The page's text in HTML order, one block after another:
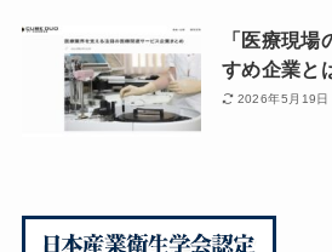
「医療現
すめ企業と
2026年5月19日